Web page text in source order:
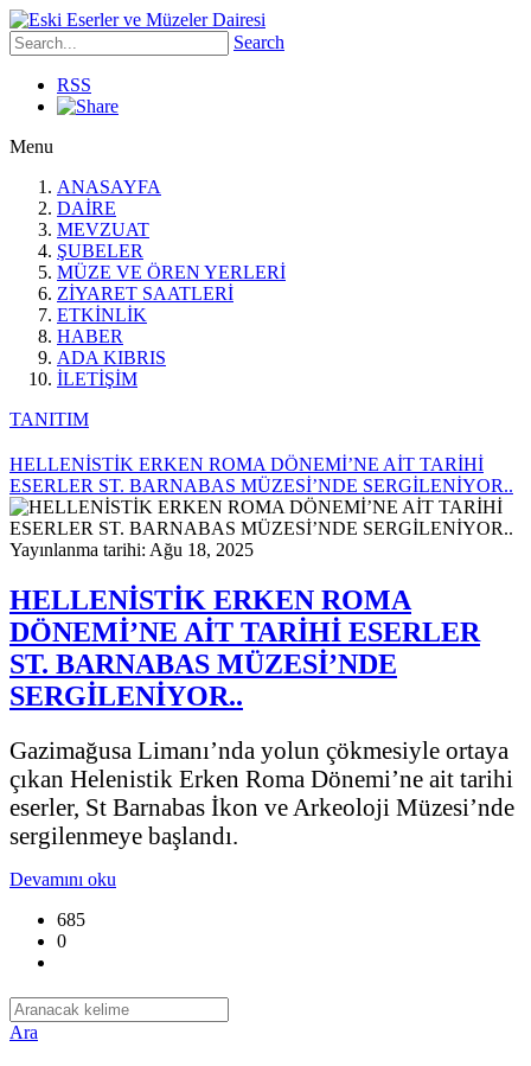
Search
RSS
Menu
ANASAYFA
DAİRE
MEVZUAT
ŞUBELER
MÜZE VE ÖREN YERLERİ
ZİYARET SAATLERİ
ETKİNLİK
HABER
ADA KIBRIS
İLETİŞİM
TANITIM
HELLENİSTİK ERKEN ROMA DÖNEMİ’NE AİT TARİHİ
ESERLER ST. BARNABAS MÜZESİ’NDE SERGİLENİYOR..
Yayınlanma tarihi: Ağu 18, 2025
HELLENİSTİK ERKEN ROMA
DÖNEMİ’NE AİT TARİHİ ESERLER
ST. BARNABAS MÜZESİ’NDE
SERGİLENİYOR..
Gazimağusa Limanı’nda yolun çökmesiyle ortaya
çıkan Helenistik Erken Roma Dönemi’ne ait tarihi
eserler, St Barnabas İkon ve Arkeoloji Müzesi’nde
sergilenmeye başlandı.
Devamını oku
685
0
Ara